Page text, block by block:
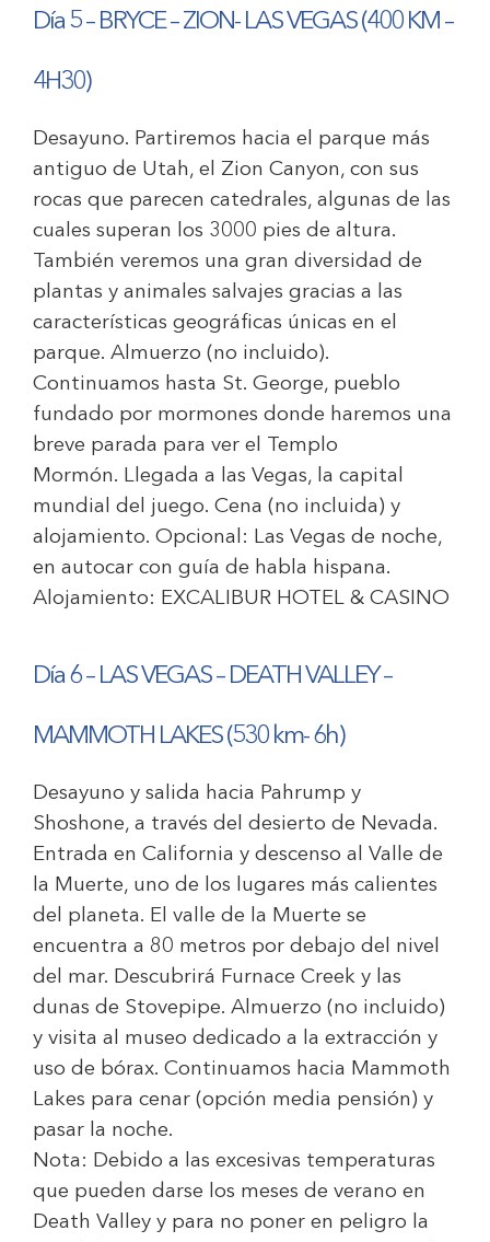
Día 5 – BRYCE – ZION- LAS VEGAS (400 KM –
4H30)
Desayuno. Partiremos hacia el parque más
antiguo de Utah, el Zion Canyon, con sus
rocas que parecen catedrales, algunas de las
cuales superan los 3000 pies de altura.
También veremos una gran diversidad de
plantas y animales salvajes gracias a las
características geográficas únicas en el
parque. Almuerzo (no incluido).
Continuamos hasta St. George, pueblo
fundado por mormones donde haremos una
breve parada para ver el Templo
Mormón. Llegada a las Vegas, la capital
mundial del juego. Cena (no incluida) y
alojamiento. Opcional: Las Vegas de noche,
en autocar con guía de habla hispana.
Alojamiento: EXCALIBUR HOTEL & CASINO
Día 6 – LAS VEGAS – DEATH VALLEY –
MAMMOTH LAKES (530 km- 6h)
Desayuno y salida hacia Pahrump y
Shoshone, a través del desierto de Nevada.
Entrada en California y descenso al Valle de
la Muerte, uno de los lugares más calientes
del planeta. El valle de la Muerte se
encuentra a 80 metros por debajo del nivel
del mar. Descubrirá Furnace Creek y las
dunas de Stovepipe. Almuerzo (no incluido)
y visita al museo dedicado a la extracción y
uso de bórax. Continuamos hacia Mammoth
Lakes para cenar (opción media pensión) y
pasar la noche.
Nota: Debido a las excesivas temperaturas
que pueden darse los meses de verano en
Death Valley y para no poner en peligro la